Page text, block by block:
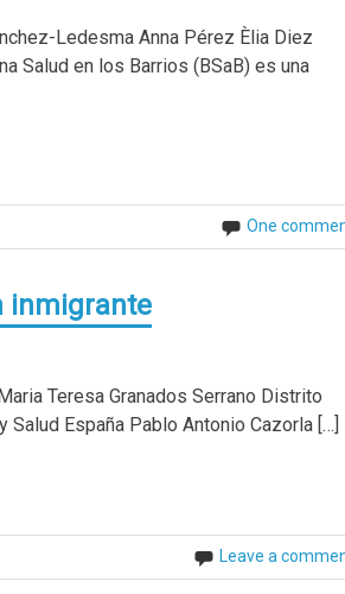
Ledesma Anna Pérez Èlia Diez
Salud en los Barrios (BSaB) es una
One
inmigrante
Teresa Granados Serrano Distrito
España Pablo Antonio Cazorla […]
Leave a